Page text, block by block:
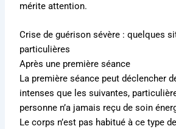
mérite attention.
Crise de guérison sévère : quelques
particulières
Après une première séance
La première séance peut déclencher
intenses que les suivantes,
personne n’a jamais reçu de soin
Le corps n’est pas habitué à ce type